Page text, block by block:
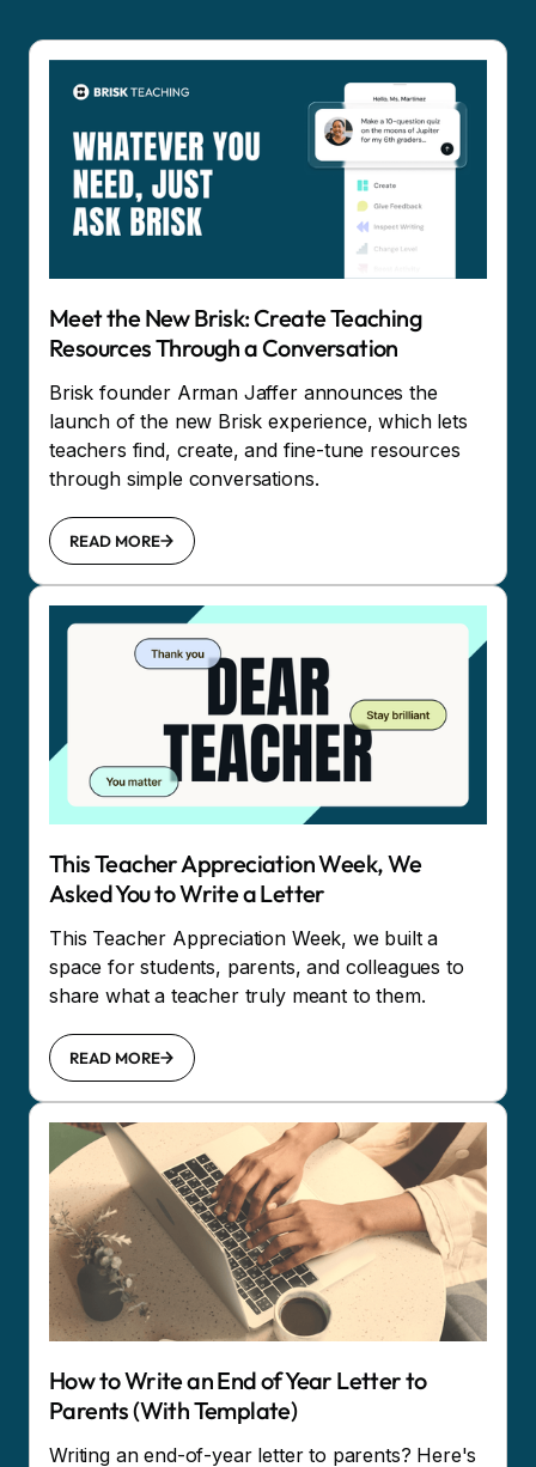
Meet the New Brisk: Create Teaching
Resources Through a Conversation
Brisk founder Arman Jaffer announces the
launch of the new Brisk experience, which lets
teachers find, create, and fine-tune resources
through simple conversations.
READ MORE
This Teacher Appreciation Week, We
Asked You to Write a Letter
This Teacher Appreciation Week, we built a
space for students, parents, and colleagues to
share what a teacher truly meant to them.
READ MORE
How to Write an End of Year Letter to
Parents (With Template)
Writing an end-of-year letter to parents? Here's